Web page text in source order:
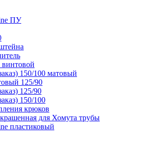
ПУ
150/100 матовый
125/90
125/90
150/100
крюков
для Хомута трубы
пластиковый